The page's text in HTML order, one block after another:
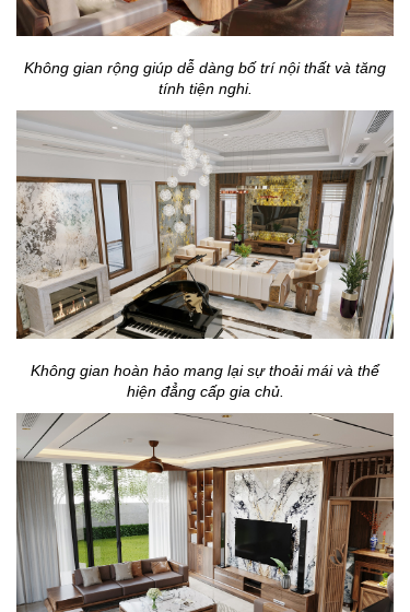
Không gian rộng giúp dễ dàng bố trí nội thất và tăng
tính tiện nghi.
Không gian hoàn hảo mang lại sự thoải mái và thể
hiện đẳng cấp gia chủ.